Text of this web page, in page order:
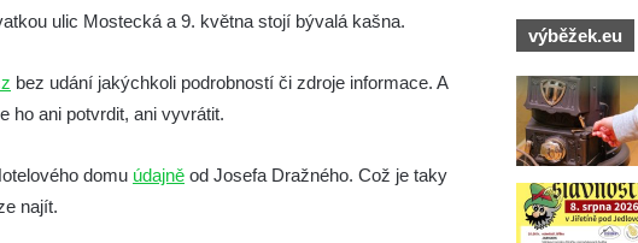
ulic Mostecká a 9. května stojí bývalá kašna.
bez udání jakýchkoli podrobností či zdroje informace. A
ho ani potvrdit, ani vyvrátit.
domu údajně od Josefa Dražného. Což je taky
najít.
výběžek.eu